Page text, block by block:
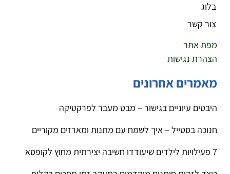
בלוג
צור קשר
מפת אתר
הצהרת נגישות
מאמרים אחרונים
היבטים עיוניים בגישור – מבט מעבר לפרקטיקה
חנוכה בסטייל – איך לשמח עם מתנות ומארזים מקוריים
7 פעילויות לילדים שיעודדו חשיבה יצירתית מחוץ לקופסא